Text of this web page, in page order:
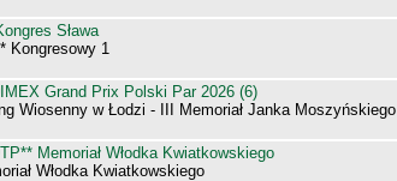
Sława
Kongresowy 1
Grand Prix Polski Par 2026 (6)
Wiosenny w Łodzi - III Memoriał Janka Moszyńskiego
Memoriał Włodka Kwiatkowskiego
Włodka Kwiatkowskiego